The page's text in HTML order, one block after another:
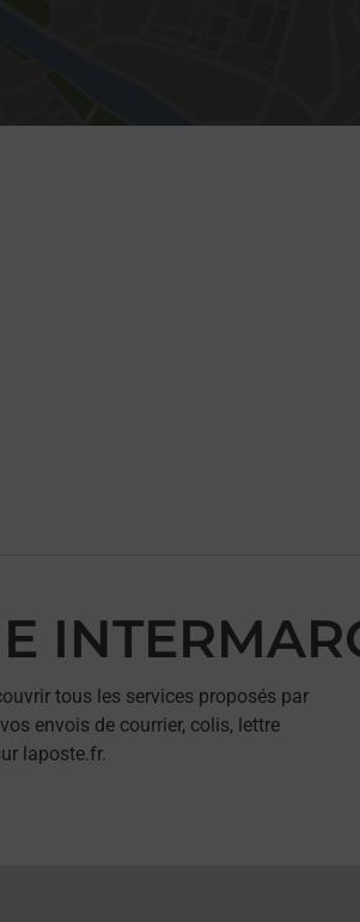
tous les services proposés par
envois de courrier, colis, lettre
laposte.fr.